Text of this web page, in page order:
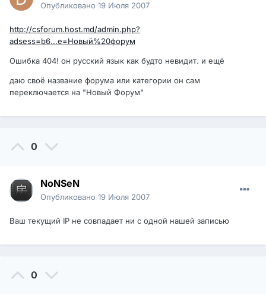
Опубликовано 19 Июля 2007
http://csforum.host.md/admin.php?
adsess=b6...e=Новый%20форум
Ошибка 404! он русский язык как будто невидит. и ещё
даю своё название форума или категории он сам
переключается на "Новый Форум"
0
NoNSeN
Опубликовано 19 Июля 2007
Ваш текущий IP не совпадает ни с одной нашей записью
0